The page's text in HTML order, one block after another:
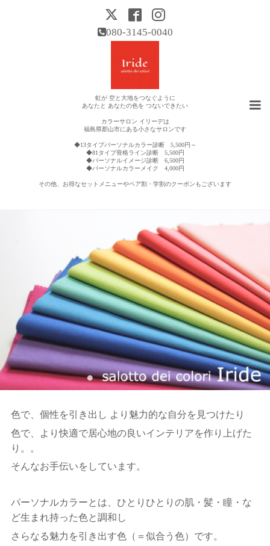
080-3145-0040
虹が 空と大地をつなぐように
あなたと あなたの色を つないできたい
カラーサロン イリーデは
福島県郡山市にある小さなサロンです
◆13タイプパーソナルカラー診断 5,500円～
◆81タイプ骨格ライン診断 5,500円
◆パーソナルイメージ診断 6,500円
◆パーソナルカラーメイク 4,000円
その他、お得なセットメニューやペア割・学割のクーポンもございます
色で、個性を引き出し より魅力的な自分を見つけたり
色で、より快適で居心地の良いインテリアを作り上げた
り。。
そんなお手伝いをしています。
パーソナルカラーとは、ひとりひとりの肌・髪・瞳・な
ど生まれ持った色と調和し
さらなる魅力を引き出す色（＝似合う色）です。